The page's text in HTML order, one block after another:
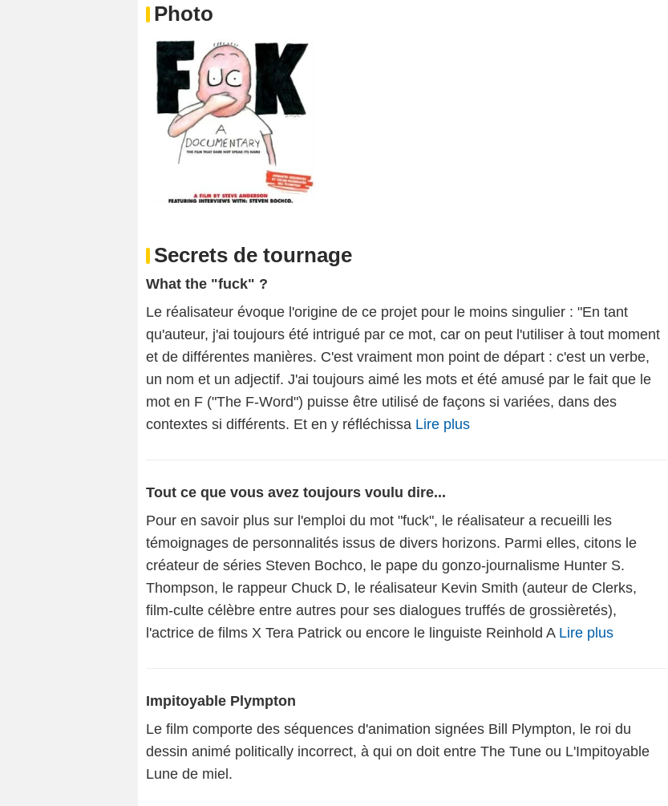
Photo
Secrets de tournage
What the "fuck" ?
Le réalisateur évoque l'origine de ce projet pour le moins singulier : "En tant
qu'auteur, j'ai toujours été intrigué par ce mot, car on peut l'utiliser à tout moment
et de différentes manières. C'est vraiment mon point de départ : c'est un verbe,
un nom et un adjectif. J'ai toujours aimé les mots et été amusé par le fait que le
mot en F ("The F-Word") puisse être utilisé de façons si variées, dans des
contextes si différents. Et en y réfléchissa Lire plus
Tout ce que vous avez toujours voulu dire...
Pour en savoir plus sur l'emploi du mot "fuck", le réalisateur a recueilli les
témoignages de personnalités issus de divers horizons. Parmi elles, citons le
créateur de séries Steven Bochco, le pape du gonzo-journalisme Hunter S.
Thompson, le rappeur Chuck D, le réalisateur Kevin Smith (auteur de Clerks,
film-culte célèbre entre autres pour ses dialogues truffés de grossièretés),
l'actrice de films X Tera Patrick ou encore le linguiste Reinhold A Lire plus
Impitoyable Plympton
Le film comporte des séquences d'animation signées Bill Plympton, le roi du
dessin animé politically incorrect, à qui on doit entre The Tune ou L'Impitoyable
Lune de miel.